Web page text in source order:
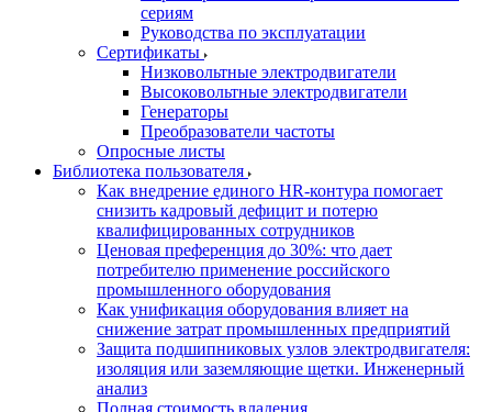
сериям
Руководства по эксплуатации
Сертификаты
Низковольтные электродвигатели
Высоковольтные электродвигатели
Генераторы
Преобразователи частоты
Опросные листы
Библиотека пользователя
Как внедрение единого HR-контура помогает
снизить кадровый дефицит и потерю
квалифицированных сотрудников
Ценовая преференция до 30%: что дает
потребителю применение российского
промышленного оборудования
Как унификация оборудования влияет на
снижение затрат промышленных предприятий
Защита подшипниковых узлов электродвигателя:
изоляция или заземляющие щетки. Инженерный
анализ
Полная стоимость владения